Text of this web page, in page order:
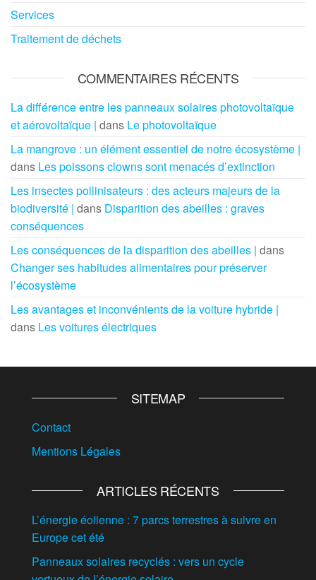
Services
Traitement de déchets
COMMENTAIRES RÉCENTS
La différence entre les panneaux solaires photovoltaïque
et aérovoltaïque | dans Le photovoltaïque
La mangrove : un élément essentiel de notre écosystème |
dans Les poissons clowns sont menacés d’extinction
Les insectes pollinisateurs : des acteurs majeurs de la
biodiversité | dans Disparition des abeilles : graves
conséquences
Les conséquences de la disparition des abeilles | dans
Changer ses habitudes alimentaires pour préserver
l’écosystème
Les avantages et inconvénients de la voiture hybride |
dans Les voitures électriques
SITEMAP
Contact
Mentions Légales
ARTICLES RÉCENTS
L’énergie éolienne : 7 parcs terrestres à suivre en
Europe cet été
Panneaux solaires recyclés : vers un cycle